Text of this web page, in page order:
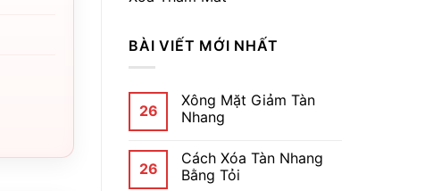
BÀI VIẾT MỚI NHẤT
26
Xông Mặt Giảm Tàn
Nhang
26
Cách Xóa Tàn Nhang
Bằng Tỏi